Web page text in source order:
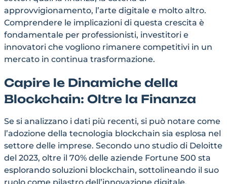
approvvigionamento, l’arte digitale e molto altro.
Comprendere le implicazioni di questa crescita è
fondamentale per professionisti, investitori e
innovatori che vogliono rimanere competitivi in un
mercato in continua trasformazione.
Capire le Dinamiche della
Blockchain: Oltre la Finanza
Se si analizzano i dati più recenti, si può notare come
l’adozione della tecnologia blockchain sia esplosa nel
settore delle imprese. Secondo uno studio di Deloitte
del 2023, oltre il 70% delle aziende Fortune 500 sta
esplorando soluzioni blockchain, sottolineando il suo